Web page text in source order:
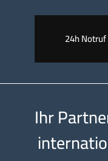
24h Notruf
Ihr